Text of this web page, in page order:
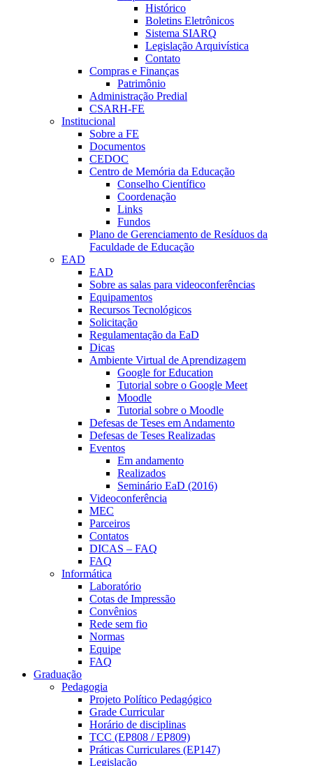
Histórico
Boletins Eletrônicos
Sistema SIARQ
Legislação Arquivística
Contato
Compras e Finanças
Patrimônio
Administração Predial
CSARH-FE
Institucional
Sobre a FE
Documentos
CEDOC
Centro de Memória da Educação
Conselho Científico
Coordenação
Links
Fundos
Plano de Gerenciamento de Resíduos da
Faculdade de Educação
EAD
EAD
Sobre as salas para videoconferências
Equipamentos
Recursos Tecnológicos
Solicitação
Regulamentação da EaD
Dicas
Ambiente Virtual de Aprendizagem
Google for Education
Tutorial sobre o Google Meet
Moodle
Tutorial sobre o Moodle
Defesas de Teses em Andamento
Defesas de Teses Realizadas
Eventos
Em andamento
Realizados
Seminário EaD (2016)
Videoconferência
MEC
Parceiros
Contatos
DICAS – FAQ
FAQ
Informática
Laboratório
Cotas de Impressão
Convênios
Rede sem fio
Normas
Equipe
FAQ
Graduação
Pedagogia
Projeto Político Pedagógico
Grade Curricular
Horário de disciplinas
TCC (EP808 / EP809)
Práticas Curriculares (EP147)
Legislação